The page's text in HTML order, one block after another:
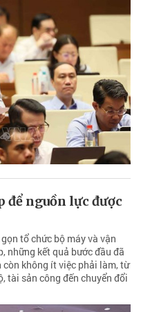
để nguồn lực được
tổ chức bộ máy và vận
những kết quả bước đầu đã
không ít việc phải làm, từ
tài sản công đến chuyển đổi